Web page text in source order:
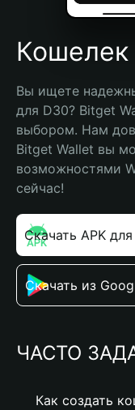
Español (Argentina)
Кошелек
Вы ищете
для D30? Bitget
выбором. Нам
Bitget Wallet вы
возможностями
сейчас!
Скачать APK
Скачать из
ЧАСТО
Как создать